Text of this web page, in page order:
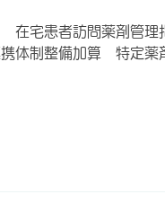
在宅患者訪問薬剤管
体制整備加算 特定薬